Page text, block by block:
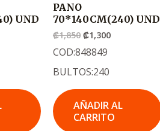
UND
PANO
70*140CM(240) UND
₡1,850 ₡1,300
COD:848849
BULTOS:240
AÑADIR AL
CARRITO